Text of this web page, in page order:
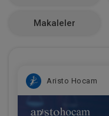
Makaleler
Aristo Hocam